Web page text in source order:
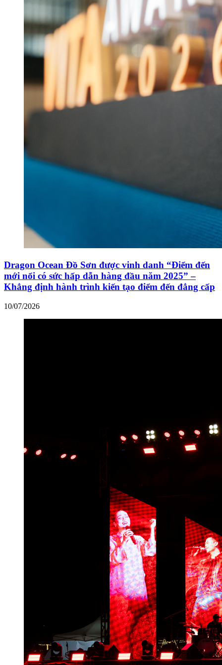
Dragon Ocean Đồ Sơn được vinh danh “Điểm đến
mới nổi có sức hấp dẫn hàng đầu năm 2025” –
Khẳng định hành trình kiến tạo điểm đến đẳng cấp
10/07/2026